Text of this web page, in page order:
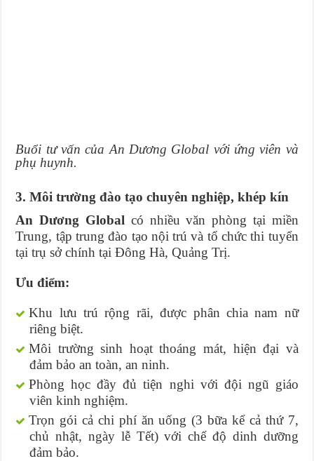
Buổi tư vấn của An Dương Global với ứng viên và
phụ huynh.
3. Môi trường đào tạo chuyên nghiệp, khép kín
An Dương Global có nhiều văn phòng tại miền
Trung, tập trung đào tạo nội trú và tổ chức thi tuyển
tại trụ sở chính tại Đông Hà, Quảng Trị.
Ưu điểm:
Khu lưu trú rộng rãi, được phân chia nam nữ
riêng biệt.
Môi trường sinh hoạt thoáng mát, hiện đại và
đảm bảo an toàn, an ninh.
Phòng học đầy đủ tiện nghi với đội ngũ giáo
viên kinh nghiệm.
Trọn gói cả chi phí ăn uống (3 bữa kể cả thứ 7,
chủ nhật, ngày lễ Tết) với chế độ dinh dưỡng
đảm bảo.